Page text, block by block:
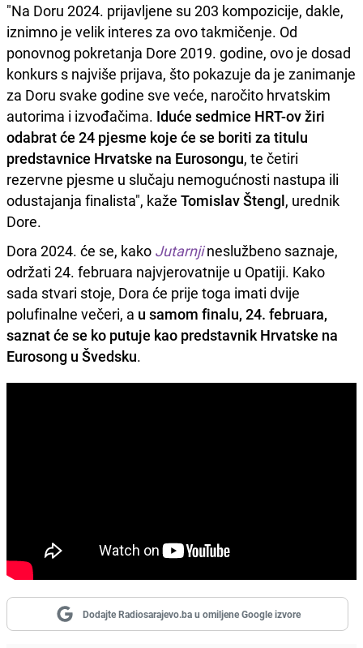
"Na Doru 2024. prijavljene su 203 kompozicije, dakle,
iznimno je velik interes za ovo takmičenje. Od
ponovnog pokretanja Dore 2019. godine, ovo je dosad
konkurs s najviše prijava, što pokazuje da je zanimanje
za Doru svake godine sve veće, naročito hrvatskim
autorima i izvođačima. Iduće sedmice HRT-ov žiri
odabrat će 24 pjesme koje će se boriti za titulu
predstavnice Hrvatske na Eurosongu, te četiri
rezervne pjesme u slučaju nemogućnosti nastupa ili
odustajanja finalista", kaže Tomislav Štengl, urednik
Dore.
Dora 2024. će se, kako Jutarnji neslužbeno saznaje,
održati 24. februara najvjerovatnije u Opatiji. Kako
sada stvari stoje, Dora će prije toga imati dvije
polufinalne večeri, a u samom finalu, 24. februara,
saznat će se ko putuje kao predstavnik Hrvatske na
Eurosong u Švedsku.
Dodajte Radiosarajevo.ba u omiljene Google izvore